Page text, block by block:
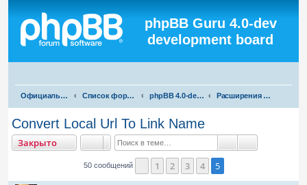
phpBB Guru 4.0-dev
development board
Официальная русская поддержка phpBB3 Список форумов phpBB 4.0-dev test Расширения для phpBB 4.0-dev
Convert Local Url To Link Name
Закрыто Поиск
50 сообщений Пред.
1 2 3 4 5